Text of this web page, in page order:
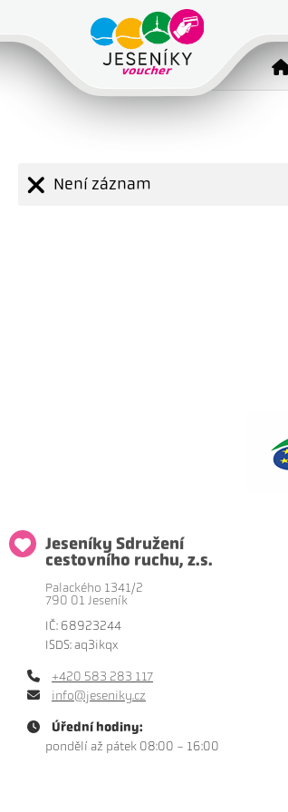
Není záznam
Jeseníky Sdružení
cestovního ruchu, z.s.
Palackého 1341/2
790 01 Jeseník
IČ: 68923244
ISDS: aq3ikqx
+420 583 283 117
info@jeseniky.cz
Úřední hodiny:
pondělí až pátek 08:00 - 16:00